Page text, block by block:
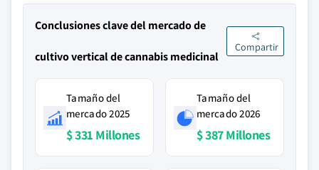
Conclusiones clave del mercado de
cultivo vertical de cannabis medicinal
Compartir
Tamaño del
mercado 2025
$ 331 Millones
Tamaño del
mercado 2026
$ 387 Millones